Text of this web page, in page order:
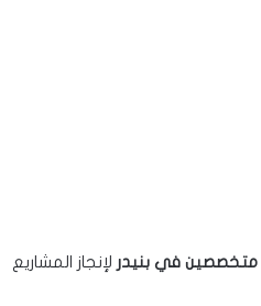
متخصصين في بنيدر لإنجاز المشاريع